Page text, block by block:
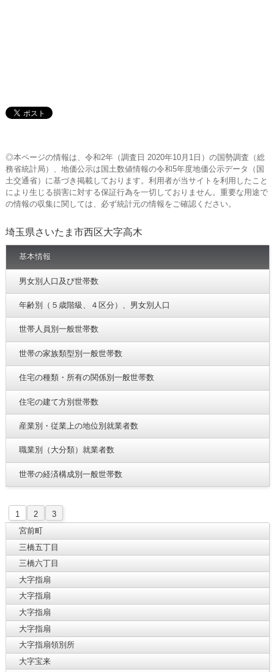
◎本ページの情報は、令和2年（調査日 2020年10月1日）の国勢調査（総
務省統計局）、地価公示は国土数値情報の令和5年度地価公示データ（国
土交通省）に基づき掲載しております。利用者が当サイトを利用したこと
により生じる損害に対する保証行為を一切しておりません。重要な用途で
の情報の収集に関しては、必ず統計元の情報をご確認ください。
埼玉県さいたま市西区大字高木
基本情報
男女別人口及び世帯数
年齢別（５歳階級、４区分）、男女別人口
世帯人員別一般世帯数
世帯の家族類型別一般世帯数
住宅の種類・所有の関係別一般世帯数
住宅の建て方別世帯数
産業別・従業上の地位別就業者数
職業別（大分類）就業者数
世帯の経済構成別一般世帯数
1 2
3
宮前町
三橋五丁目
三橋六丁目
大字指扇
大字指扇
大字指扇
大字指扇
大字指扇領別所
大字宝来